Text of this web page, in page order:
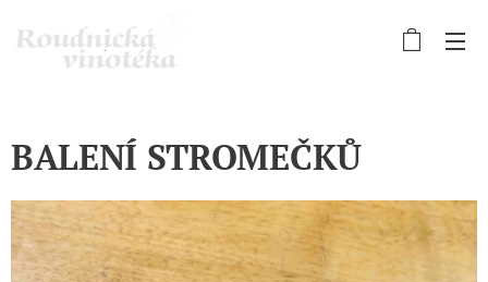
BALENÍ STROMEČKŮ